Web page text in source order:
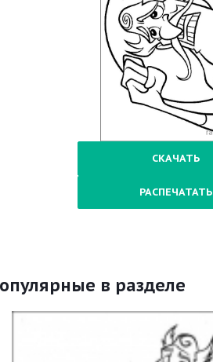
СКАЧАТЬ
РАСПЕЧАТАТЬ
в разделе